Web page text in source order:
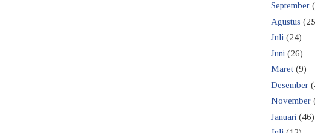
September
Agustus
Juli (24)
Juni (26)
Maret (9)
Desember
November
Januari (46)